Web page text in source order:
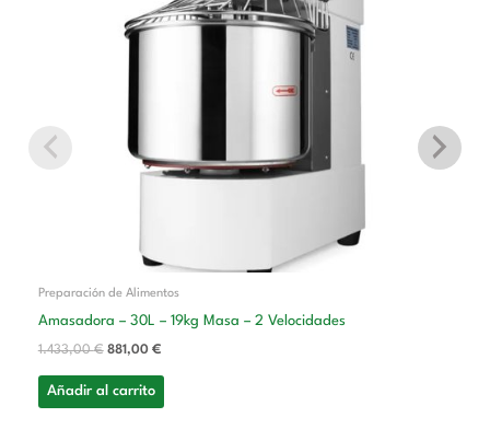
Preparación de Alimentos
Amasadora – 30L – 19kg Masa – 2 Velocidades
1.433,00€ 881,00 €
Añadir al carrito